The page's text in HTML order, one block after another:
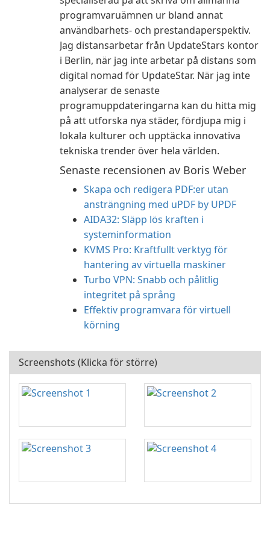
programvaruämnen ur bland annat
användbarhets- och prestandaperspektiv.
Jag distansarbetar från UpdateStars kontor
i Berlin, när jag inte arbetar på distans som
digital nomad för UpdateStar. När jag inte
analyserar de senaste
programuppdateringarna kan du hitta mig
på att utforska nya städer, fördjupa mig i
lokala kulturer och upptäcka innovativa
tekniska trender över hela världen.
Senaste recensionen av Boris Weber
Skapa och redigera PDF:er utan
ansträngning med uPDF by UPDF
AIDA32: Släpp lös kraften i
systeminformation
KVMS Pro: Kraftfullt verktyg för
hantering av virtuella maskiner
Turbo VPN: Snabb och pålitlig
integritet på språng
Effektiv programvara för virtuell
körning
Screenshots (Klicka för större)